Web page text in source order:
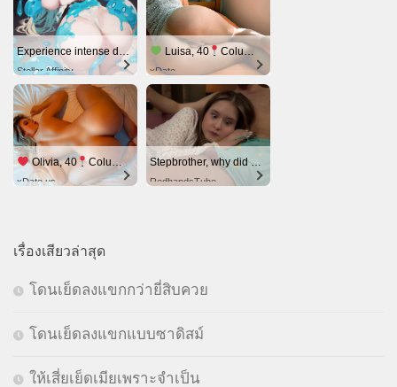
Experience intense desire for girls anytime, anywhere.
Stellar Affinity
Luisa, 40 Columbus
xDate
Olivia, 40 Columbus
xDate.us RedhandsTube
เรื่องเสียวล่าสุด
โดนเย็ดลงแขกกว่ายี่สิบควย
โดนเย็ดลงแขกแบบซาดิสม์
ให้เสี่ยเย็ดเมียเพราะจำเป็น